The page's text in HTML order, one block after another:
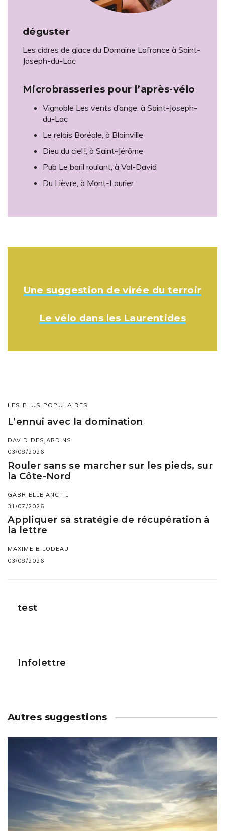
déguster
Les cidres de glace du Domaine Lafrance à Saint-
Joseph-du-Lac
Microbrasseries pour l’après-vélo
Vignoble Les vents d’ange, à Saint-Joseph-
du-Lac
Le relais Boréale, à Blainville
Dieu du ciel !, à Saint-Jérôme
Pub Le baril roulant, à Val-David
Du Lièvre, à Mont-Laurier
Une suggestion de virée du terroir
Le vélo dans les Laurentides
LES PLUS POPULAIRES
L’ennui avec la domination
DAVID DESJARDINS
03/08/2026
Rouler sans se marcher sur les pieds, sur
la Côte-Nord
GABRIELLE ANCTIL
31/07/2026
Appliquer sa stratégie de récupération à
la lettre
MAXIME BILODEAU
03/08/2026
test
Infolettre
Autres suggestions